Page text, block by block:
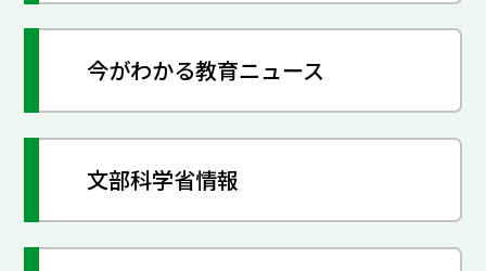
今がわかる教育ニュース
文部科学省情報